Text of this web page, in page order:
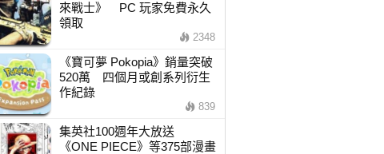
來戰士》 PC 玩家免費永久
領取
2348
《寶可夢 Pokopia》銷量突破
520萬 四個月或創系列衍生
作紀錄
839
集英社100週年大放送
《ONE PIECE》等375部漫畫